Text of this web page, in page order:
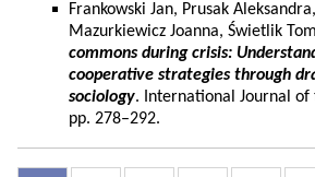
Frankowski Jan, Prusak
Mazurkiewicz Joanna, Świetlik
commons during crisis:
cooperative strategies through
sociology. International Journal of
pp. 278–292.